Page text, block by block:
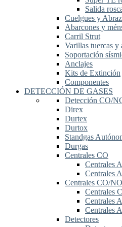
Salida
Cuelgues y
Abarcones y
Carril Strut
Varillas tuercas y
Soportación
Anclajes
Kits de Extinción
Componentes
DETECCIÓN DE GASES
Detección CO/
Direx
Durtex
Durtox
Standgas
Durgas
Centrales CO
Centrales
Centrales
Centrales CO/
Centrales
Centrales
Centrales
Detectores